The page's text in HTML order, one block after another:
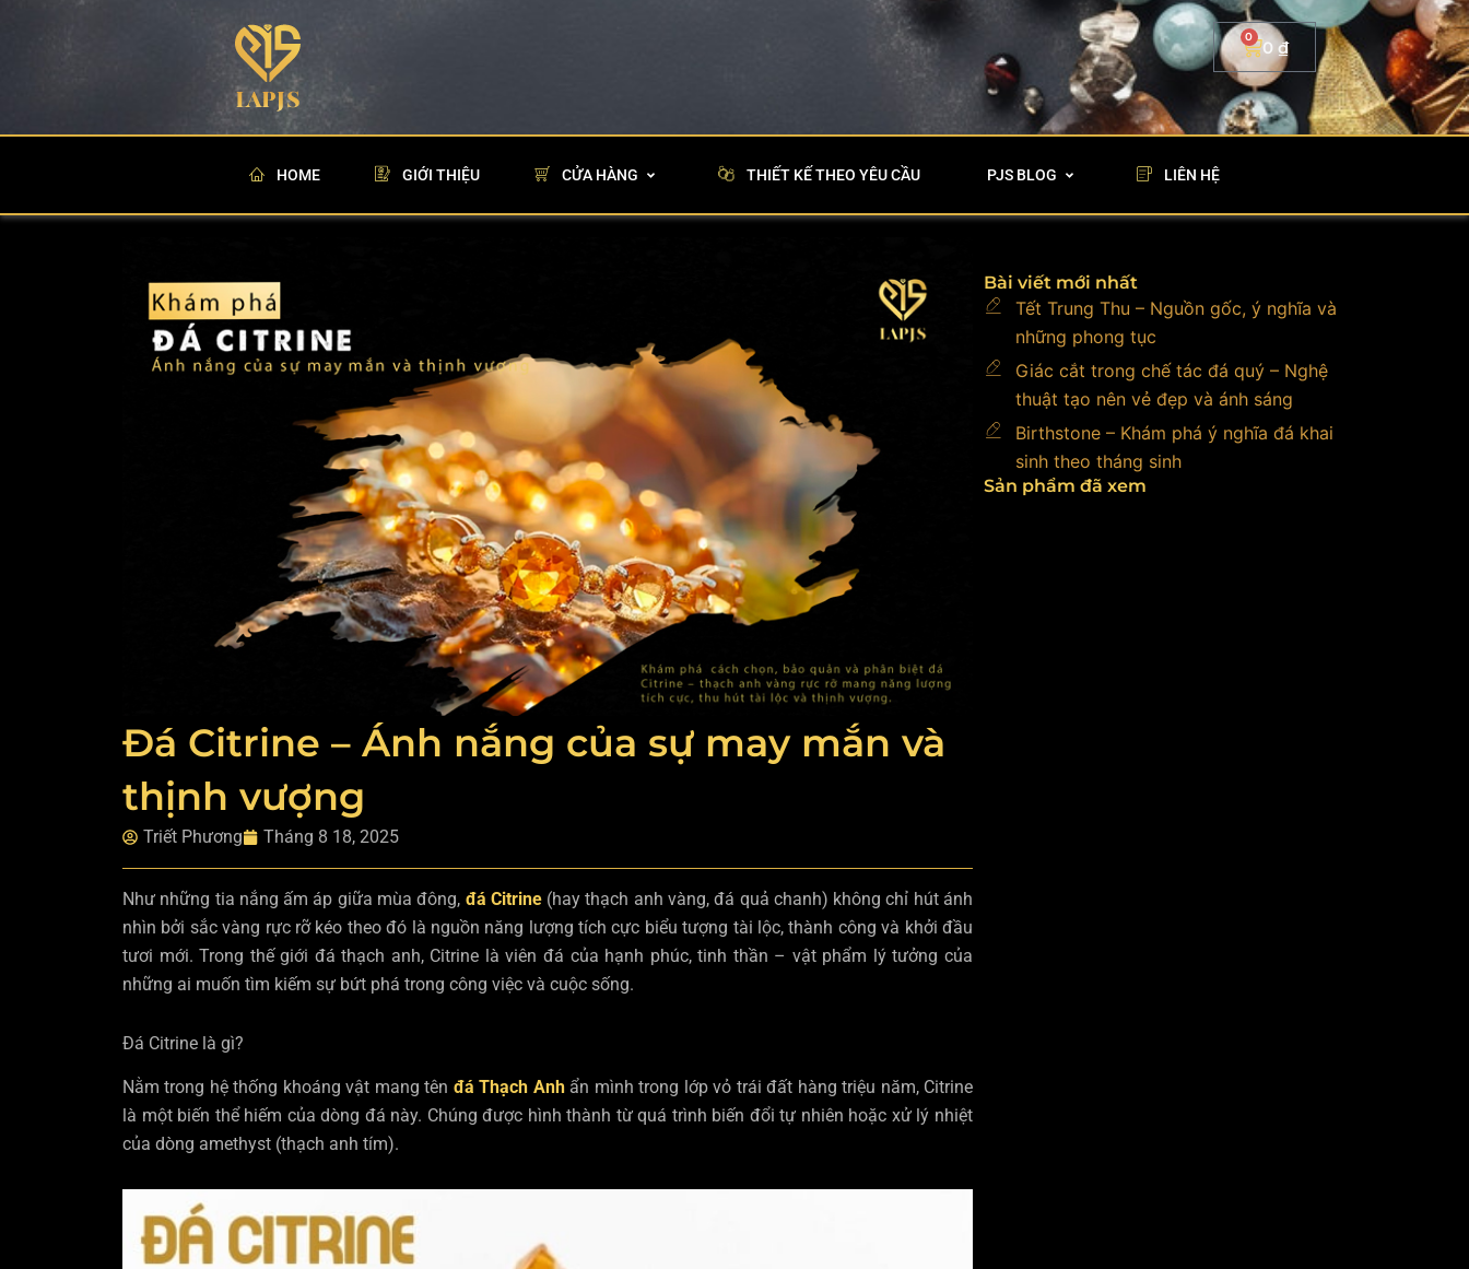
0 ₫
0
Cart
HOME GIỚI THIỆU CỬA HÀNG THIẾT KẾ THEO YÊU CẦU PJS BLOG LIÊN HỆ
Đá Citrine – Ánh nắng của sự may mắn và
thịnh vượng
Triết Phương Tháng 8 18, 2025
Như những tia nắng ấm áp giữa mùa đông, đá Citrine(hay thạch anh vàng, đá quả chanh) không chỉ hút ánh
nhìn bởi sắc vàng rực rỡ kéo theo đó là nguồn năng lượng tích cực biểu tượng tài lộc, thành công và khởi đầu
tươi mới. Trong thế giới đá thạch anh, Citrine là viên đá của hạnh phúc, tinh thần – vật phẩm lý tưởng của
những ai muốn tìm kiếm sự bứt phá trong công việc và cuộc sống.
Đá Citrine là gì?
Nằm trong hệ thống khoáng vật mang tên đá Thạch Anhẩn mình trong lớp vỏ trái đất hàng triệu năm, Citrine
là một biến thể hiếm của dòng đá này. Chúng được hình thành từ quá trình biến đổi tự nhiên hoặc xử lý nhiệt
của dòng amethyst (thạch anh tím).
Bài viết mới nhất
Tết Trung Thu – Nguồn gốc, ý nghĩa và
những phong tục
Giác cắt trong chế tác đá quý – Nghệ
thuật tạo nên vẻ đẹp và ánh sáng
Birthstone – Khám phá ý nghĩa đá khai
sinh theo tháng sinh
Sản phẩm đã xem